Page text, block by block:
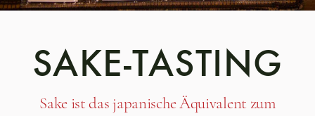
SAKE-TASTING
Sake ist das japanische Äquivalent zum